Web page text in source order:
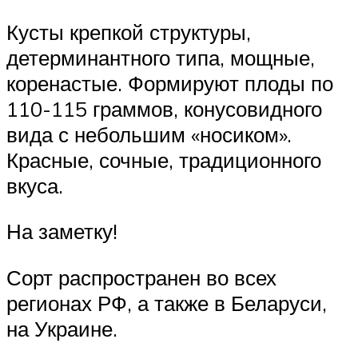
Кусты крепкой структуры,
детерминантного типа, мощные,
коренастые. Формируют плоды по
110-115 граммов, конусовидного
вида с небольшим «носиком».
Красные, сочные, традиционного
вкуса.
На заметку!
Сорт распространен во всех
регионах РФ, а также в Беларуси,
на Украине.